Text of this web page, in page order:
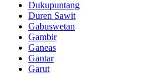
Dukupuntang
Duren Sawit
Gabuswetan
Gambir
Ganeas
Gantar
Garut